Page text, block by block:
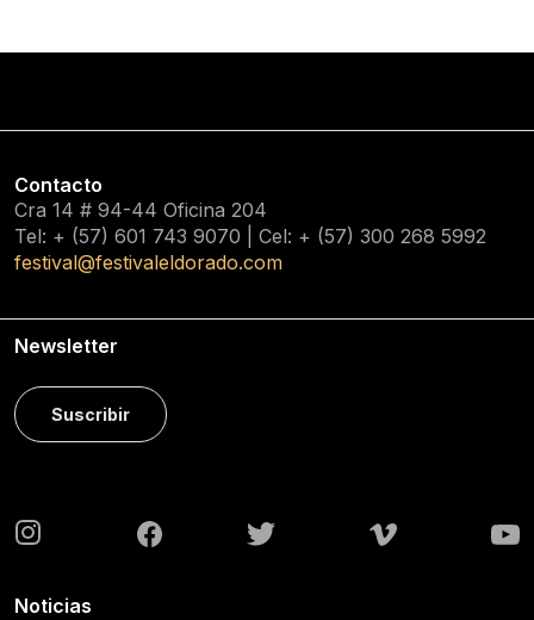
Contacto
Cra 14 # 94-44 Oficina 204
Tel: + (57) 601 743 9070 | Cel: + (57) 300 268 5992
festival@festivaleldorado.com
Newsletter
Suscribir
Noticias